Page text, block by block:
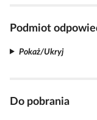
Podmiot
Pokaż/Ukryj
Do pobrania